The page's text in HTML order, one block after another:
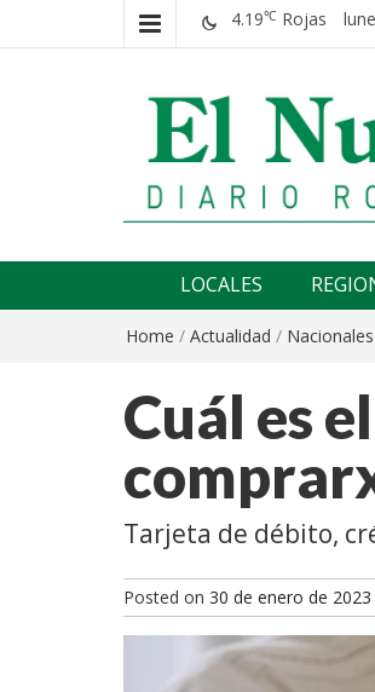
4.19℃ Rojas
El nuevo
LOCALES
Home / Actualidad / Nacionales
Cuál es
Tarjeta de débito,
Posted on 30 de enero de 2023